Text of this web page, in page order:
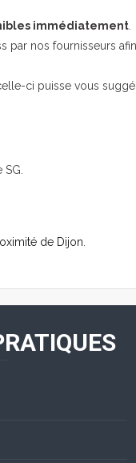
immédiatement.
par nos fournisseurs
ci puisse vous
SG.
de Dijon.